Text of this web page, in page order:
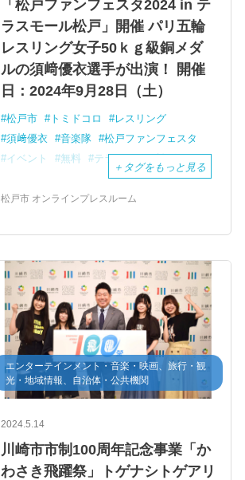
「松戸ファンフェスタ2024 in テ
ラスモール松戸」開催 パリ五輪
レスリング女子50ｋｇ級銅メダ
ルの須﨑優衣選手が出演！ 開催
日：2024年9月28日（土）
松戸市 トミドコロ
レスリング
須﨑優衣
音楽隊
松戸ファンフェスタ
イベント
無料 テラスモール松戸
＋ タグをもっと見る
松戸市 オンラインプレスルーム
エンターテインメント・音楽・映画、旅行・観
光・地域情報、自治体・公共機関
2024.5.14
川崎市市制100周年記念事業「か
わさき飛躍祭」トゲナシトゲアリ